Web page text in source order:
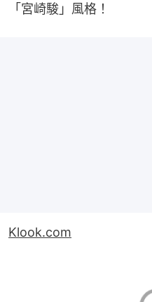
「宮崎駿」風格！
Klook.com